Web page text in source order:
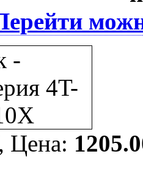
, Цена: